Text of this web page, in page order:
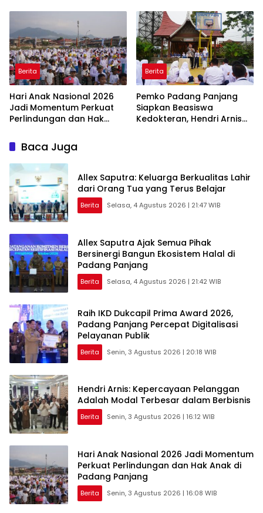
Publik
Berita
Hari Anak Nasional 2026
Jadi Momentum Perkuat
Perlindungan dan Hak
Berita
Pemko Padang Panjang
Siapkan Beasiswa
Kedokteran, Hendri Arnis
Baca Juga
Allex Saputra: Keluarga Berkualitas Lahir
dari Orang Tua yang Terus Belajar
Berita Selasa, 4 Agustus 2026 | 21:47 WIB
Allex Saputra Ajak Semua Pihak
Bersinergi Bangun Ekosistem Halal di
Padang Panjang
Berita Selasa, 4 Agustus 2026 | 21:42 WIB
Raih IKD Dukcapil Prima Award 2026,
Padang Panjang Percepat Digitalisasi
Pelayanan Publik
Berita Senin, 3 Agustus 2026 | 20:18 WIB
Hendri Arnis: Kepercayaan Pelanggan
Adalah Modal Terbesar dalam Berbisnis
Berita Senin, 3 Agustus 2026 | 16:12 WIB
Hari Anak Nasional 2026 Jadi Momentum
Perkuat Perlindungan dan Hak Anak di
Padang Panjang
Berita Senin, 3 Agustus 2026 | 16:08 WIB